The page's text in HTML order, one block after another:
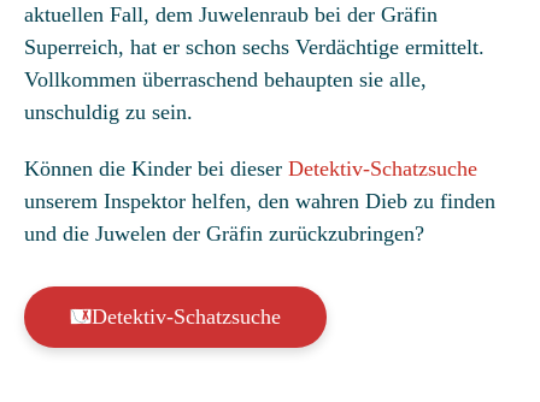
basierend
auf
Kundenbew
ertungen
aktuellen Fall, dem Juwelenraub bei der Gräfin
Superreich, hat er schon sechs Verdächtige ermittelt.
Vollkommen überraschend behaupten sie alle,
unschuldig zu sein.
Können die Kinder bei dieser Detektiv-Schatzsuche
unserem Inspektor helfen, den wahren Dieb zu finden
und die Juwelen der Gräfin zurückzubringen?
Detektiv-Schatzsuche